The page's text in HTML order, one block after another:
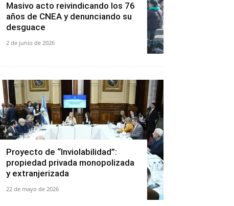
Masivo acto reivindicando los 76
años de CNEA y denunciando su
desguace
2 de junio de 2026
Proyecto de “Inviolabilidad”:
propiedad privada monopolizada
y extranjerizada
22 de mayo de 2026